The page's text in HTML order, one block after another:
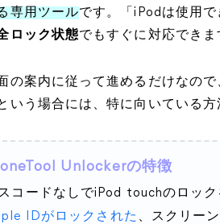
専用ツールです。「iPodは使用
ロック状態でもすぐに対応できま
の案内に従って進めるだけなの
いう場合には、特に向いている方
Unlockerの特徴
コードなしでiPod touchのロッ
IDがロックされた 、スクリー